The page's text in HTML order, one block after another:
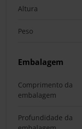
Altura
Peso
Embalagem
Comprimento da
embalagem
Profundidade da